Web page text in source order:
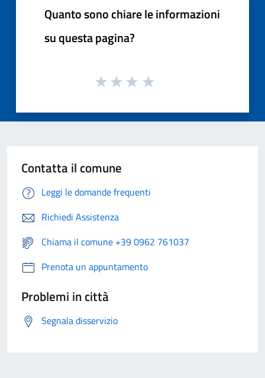
Quanto sono chiare le informazioni
su questa pagina?
Contatta il comune
Leggi le domande frequenti
Richiedi Assistenza
Chiama il comune +39 0962 761037
Prenota un appuntamento
Problemi in città
Segnala disservizio